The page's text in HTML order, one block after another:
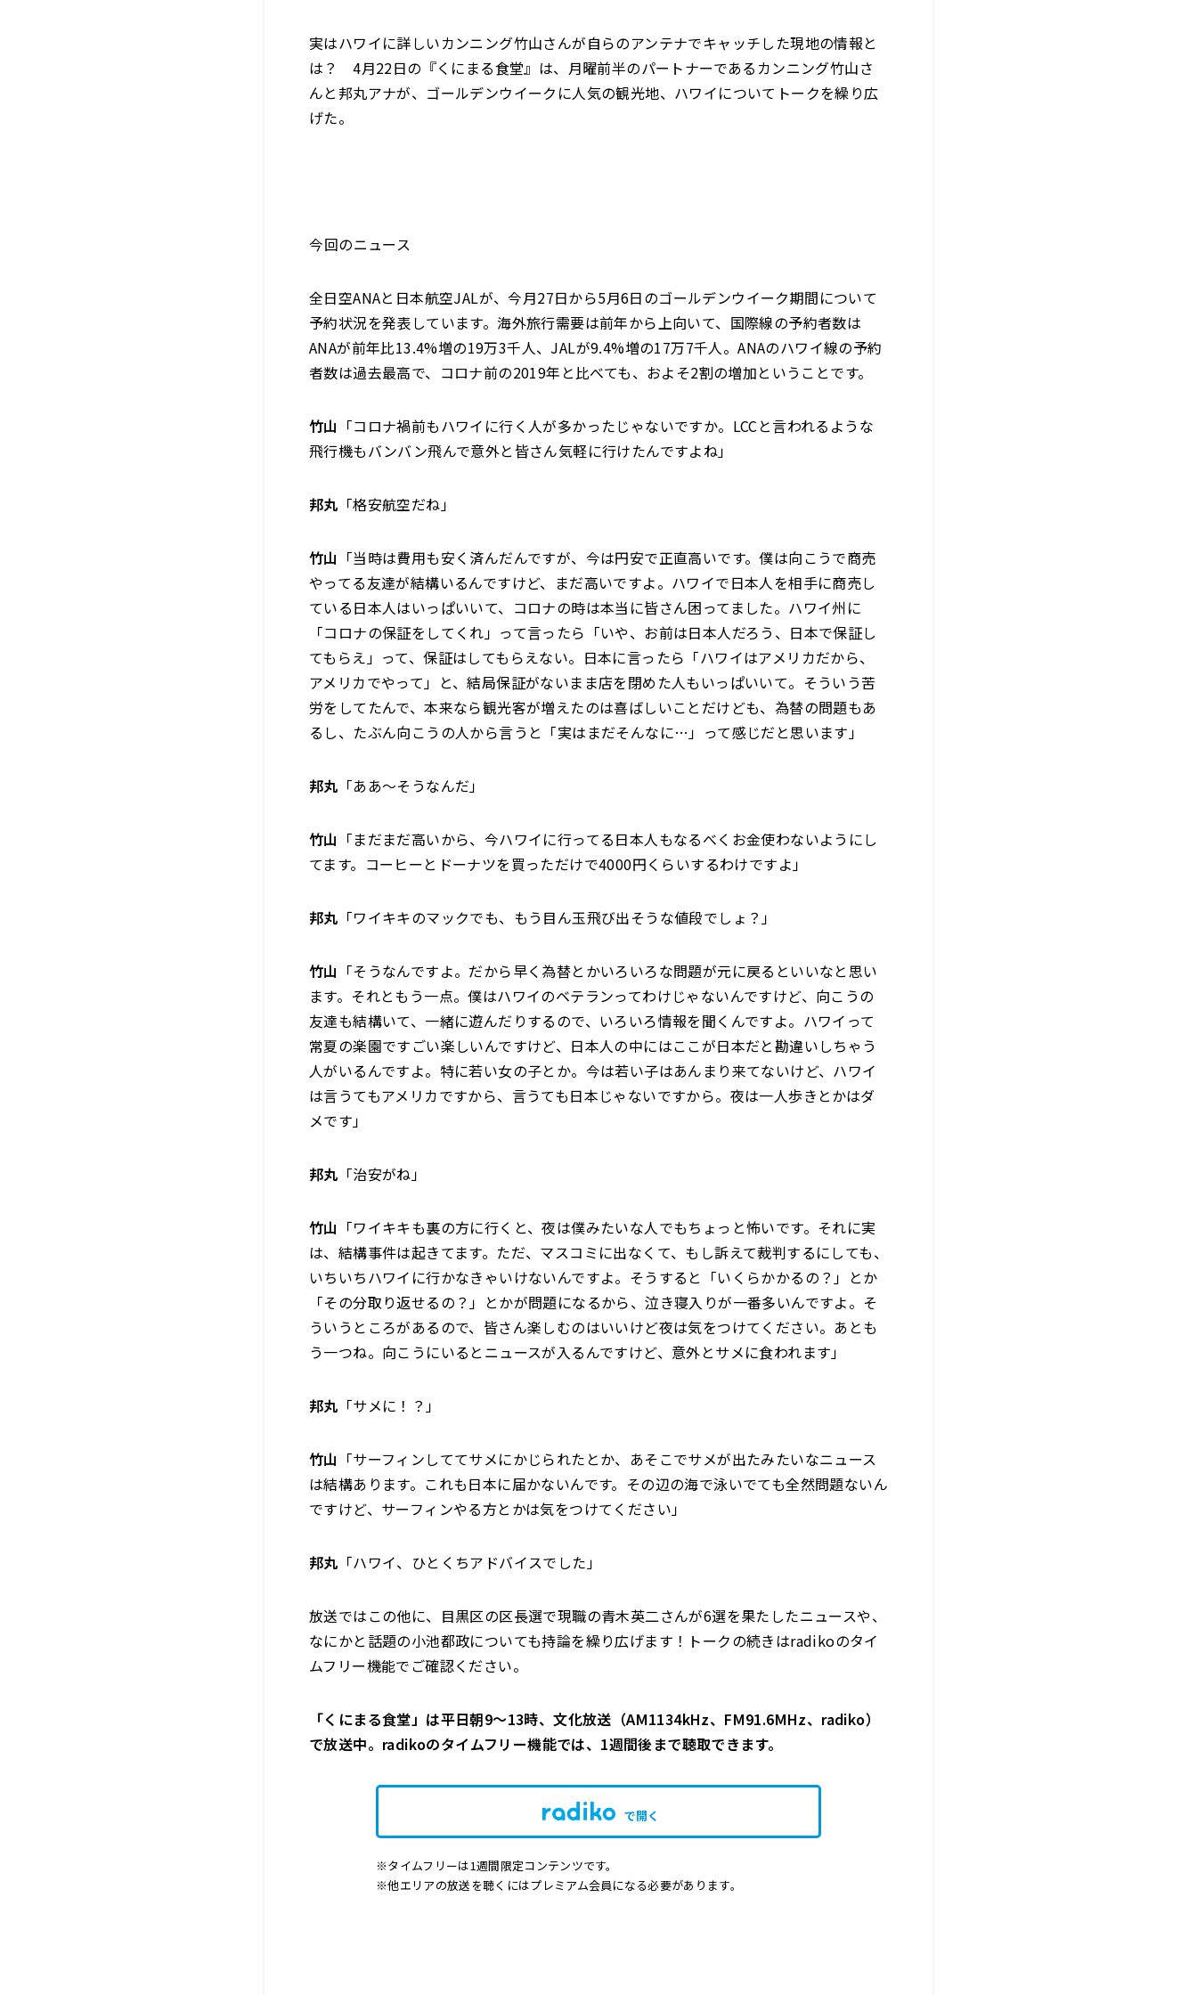
実はハワイに詳しいカンニング竹山さんが自らのアンテナでキャッチした現地の情報と
は？ 4月22日の『くにまる食堂』は、月曜前半のパートナーであるカンニング竹山さ
んと邦丸アナが、ゴールデンウイークに人気の観光地、ハワイについてトークを繰り広
げた。
――今回のニュース――
全日空ANAと日本航空JALが、今月27日から5月6日のゴールデンウイーク期間について
予約状況を発表しています。海外旅行需要は前年から上向いて、国際線の予約者数は
ANAが前年比13.4%増の19万3千人、JALが9.4%増の17万7千人。ANAのハワイ線の予約
者数は過去最高で、コロナ前の2019年と比べても、およそ2割の増加ということです。
竹山 「コロナ禍前もハワイに行く人が多かったじゃないですか。LCCと言われるような
飛行機もバンバン飛んで意外と皆さん気軽に行けたんですよね」
邦丸 「格安航空だね」
竹山 「当時は費用も安く済んだんですが、今は円安で正直高いです。僕は向こうで商売
やってる友達が結構いるんですけど、まだ高いですよ。ハワイで日本人を相手に商売し
ている日本人はいっぱいいて、コロナの時は本当に皆さん困ってました。ハワイ州に
「コロナの保証をしてくれ」って言ったら「いや、お前は日本人だろう、日本で保証し
てもらえ」って、保証はしてもらえない。日本に言ったら「ハワイはアメリカだから、
アメリカでやって」と、結局保証がないまま店を閉めた人もいっぱいいて。そういう苦
労をしてたんで、本来なら観光客が増えたのは喜ばしいことだけども、為替の問題もあ
るし、たぶん向こうの人から言うと「実はまだそんなに…」って感じだと思います」
邦丸 「ああ～そうなんだ」
竹山 「まだまだ高いから、今ハワイに行ってる日本人もなるべくお金使わないようにし
てます。コーヒーとドーナツを買っただけで4000円くらいするわけですよ」
邦丸 「ワイキキのマックでも、もう目ん玉飛び出そうな値段でしょ？」
竹山 「そうなんですよ。だから早く為替とかいろいろな問題が元に戻るといいなと思い
ます。それともう一点。僕はハワイのベテランってわけじゃないんですけど、向こうの
友達も結構いて、一緒に遊んだりするので、いろいろ情報を聞くんですよ。ハワイって
常夏の楽園ですごい楽しいんですけど、日本人の中にはここが日本だと勘違いしちゃう
人がいるんですよ。特に若い女の子とか。今は若い子はあんまり来てないけど、ハワイ
は言うてもアメリカですから、言うても日本じゃないですから。夜は一人歩きとかはダ
メです」
邦丸 「治安がね」
竹山 「ワイキキも裏の方に行くと、夜は僕みたいな人でもちょっと怖いです。それに実
は、結構事件は起きてます。ただ、マスコミに出なくて、もし訴えて裁判するにしても、
いちいちハワイに行かなきゃいけないんですよ。そうすると「いくらかかるの？」とか
「その分取り返せるの？」とかが問題になるから、泣き寝入りが一番多いんですよ。そ
ういうところがあるので、皆さん楽しむのはいいけど夜は気をつけてください。あとも
う一つね。向こうにいるとニュースが入るんですけど、意外とサメに食われます」
邦丸 「サメに！？」
竹山 「サーフィンしててサメにかじられたとか、あそこでサメが出たみたいなニュース
は結構あります。これも日本に届かないんです。その辺の海で泳いでても全然問題ないん
ですけど、サーフィンやる方とかは気をつけてください」
邦丸 「ハワイ、ひとくちアドバイスでした」
放送ではこの他に、目黒区の区長選で現職の青木英二さんが6選を果たしたニュースや、
なにかと話題の小池都政についても持論を繰り広げます！トークの続きはradikoのタイ
ムフリー機能でご確認ください。
「くにまる食堂」は平日朝9～13時、文化放送（AM1134kHz、FM91.6MHz、radiko）
で放送中。radikoのタイムフリー機能では、1週間後まで聴取できます。
で開く
※タイムフリーは1週間限定コンテンツです。
※他エリアの放送を聴くにはプレミアム会員になる必要があります。